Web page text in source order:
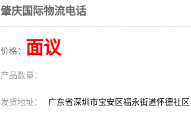
肇庆国际物流电话
价格： 面议
产品数量：
发货地址： 广东省深圳市宝安区福永街道怀德社区